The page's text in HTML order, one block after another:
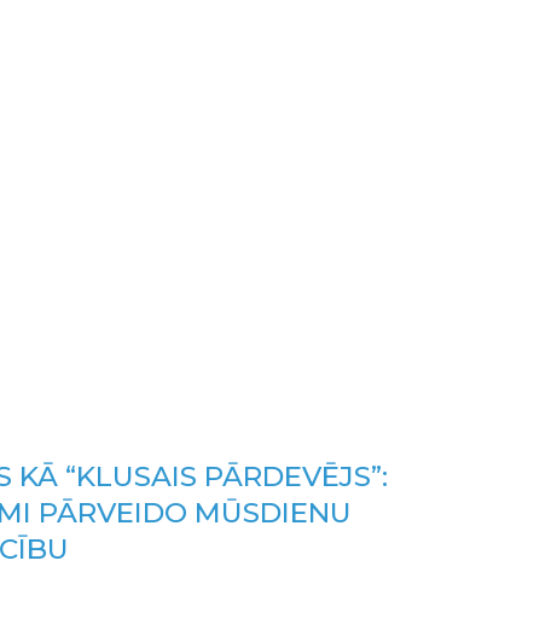
“KLUSAIS PĀRDEVĒJS”:
PĀRVEIDO MŪSDIENU